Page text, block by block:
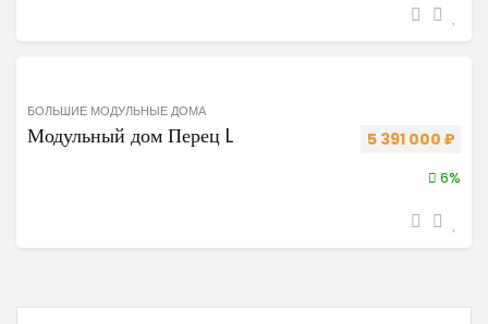
БОЛЬШИЕ МОДУЛЬНЫЕ ДОМА
Модульный дом Перец L 5 391 000 ₽
6%